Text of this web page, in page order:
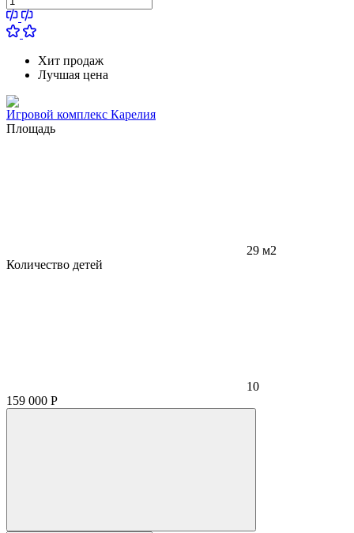
Хит продаж
Лучшая цена
Игровой комплекс Карелия
Площадь
29 м2
Количество детей
10
159 000 Р